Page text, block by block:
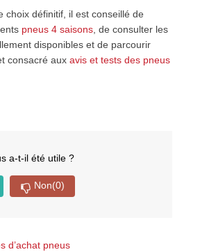
choix définitif, il est conseillé de
pneus 4 saisons, de consulter les
disponibles et de parcourir
consacré aux avis et tests des pneus
a-t-il été utile ?
Non(0)
d’achat pneus